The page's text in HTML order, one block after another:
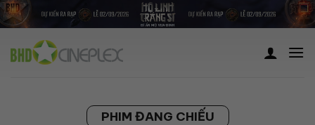
Skip
to
content
PHIM ĐANG CHIẾU